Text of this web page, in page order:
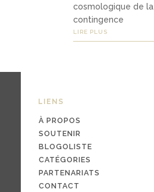
cosmologique de la
contingence
LIRE PLUS
LIENS
À PROPOS
SOUTENIR
BLOGOLISTE
CATÉGORIES
PARTENARIATS
CONTACT